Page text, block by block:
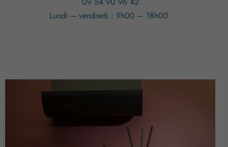
Lundi – vendredi : 9h00 – 18h00.